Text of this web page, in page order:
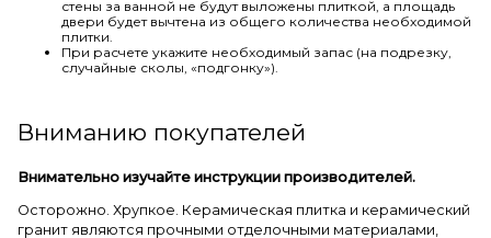
стены за ванной не будут выложены плиткой, а площадь
двери будет вычтена из общего количества необходимой
плитки.
При расчете укажите необходимый запас (на подрезку,
случайные сколы, «подгонку»).
Вниманию покупателей
Внимательно изучайте инструкции производителей.
Осторожно. Хрупкое. Керамическая плитка и керамический
гранит являются прочными отделочными материалами,